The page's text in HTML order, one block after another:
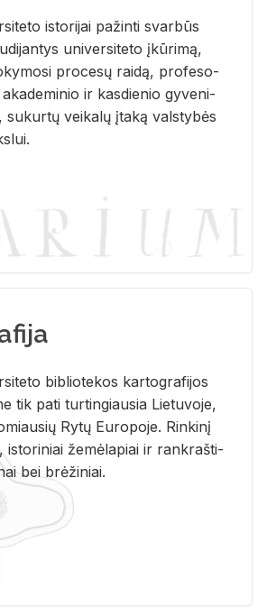
is­to­ri­jai pa­žin­ti svar­būs
uni­ver­si­te­to įkū­ri­mą,
pro­ce­sų rai­dą, pro­fe­so­
ir kas­die­nio gy­ve­ni­
su­kur­tų vei­ka­lų įta­ką vals­ty­bės
bi­b­lio­te­kos kar­to­gra­fi­jos
tik pati tur­tin­giau­sia Lie­tu­vo­je,
Rytų Eu­ro­po­je. Rin­ki­nį
is­to­ri­niai že­mė­la­piai ir rank­raš­ti­
bei brė­ži­niai.